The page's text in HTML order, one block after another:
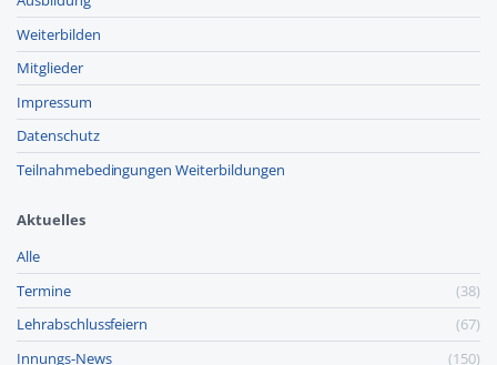
Weiterbilden
Mitglieder
Impressum
Datenschutz
Teilnahmebedingungen Weiterbildungen
Aktuelles
Alle
Termine
(38)
Lehr­abschluss­feiern
(67)
Innungs-News
(150)